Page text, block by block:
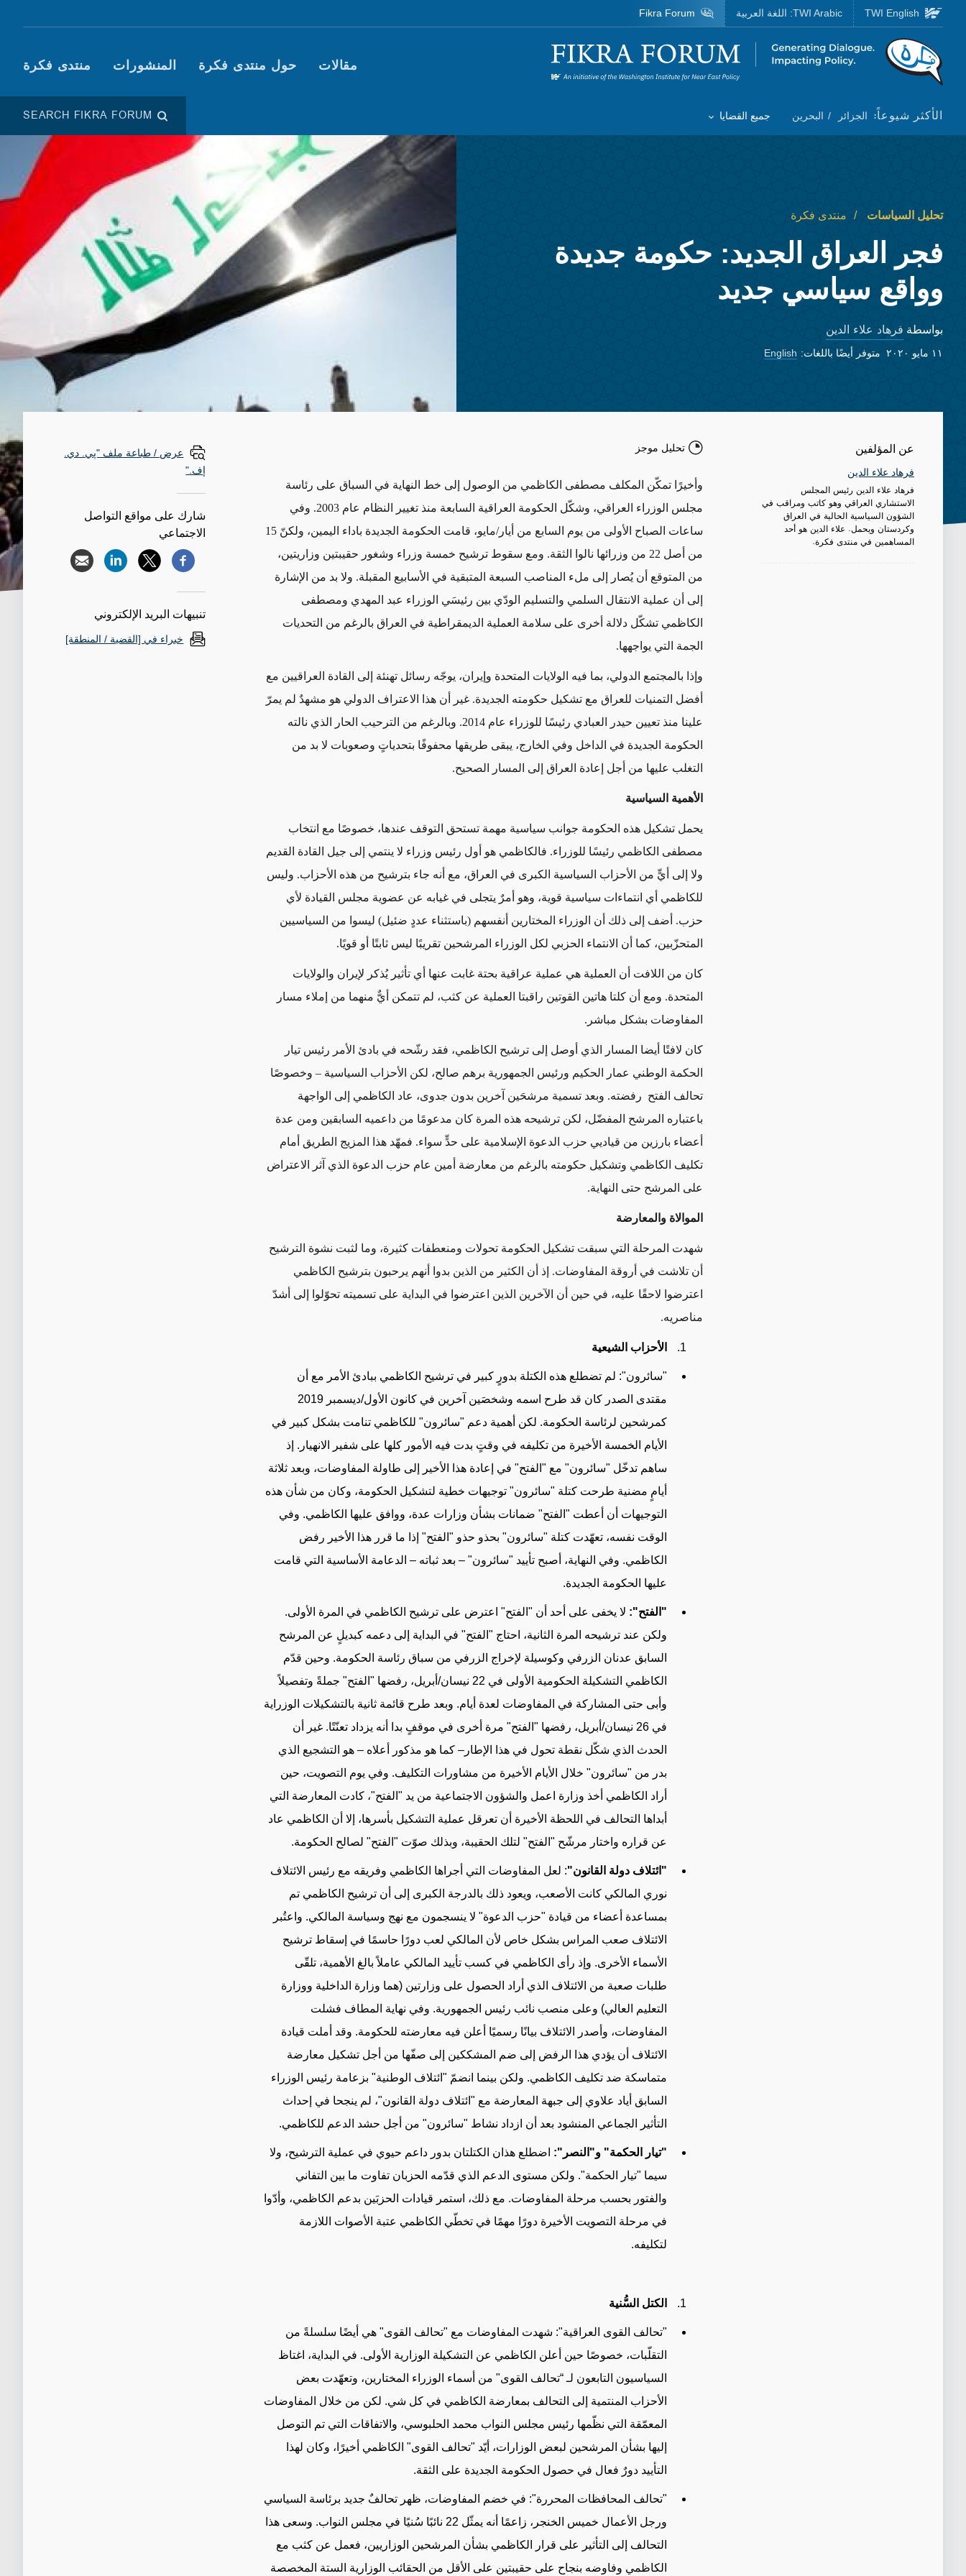
Skip to main content
Homepage
Main navigation (Fikra Forum)
مقالات حول منتدى فكرة المنشورات منتدى فكرة
الأكثر شيوعاً: الجزائر البحرين
Toggle List of
جميع القضايا SEARCH FIKRA FORUM
TWI English
TWI Arabic: اللغة العربية Fikra Forum
تحليل السياسات منتدى فكرة
فجر العراق الجديد: حكومة جديدة
وواقع سياسي جديد
بواسطة فرهاد علاء الدين
١١ مايو ٢٠٢٠ متوفر أيضًا باللغات: English
عن المؤلفين
فرهاد علاء الدين
فرهاد علاء الدين رئيس المجلس
الاستشاري العراقي وهو كاتب ومراقب في
الشؤون السياسية الحالية في العراق
وكردستان ويحمل. علاء الدين هو أحد
المساهمين في منتدى فكرة.
تحليل موجز
وأخيرًا تمكّن المكلف مصطفى الكاظمي من الوصول إلى خط النهاية في السباق على رئاسة
مجلس الوزراء العراقي، وشكّل الحكومة العراقية السابعة منذ تغيير النظام عام 2003. وفي
ساعات الصباح الأولى من يوم السابع من أيار/مايو، قامت الحكومة الجديدة باداء اليمين، ولكنّ 15
من أصل 22 من وزرائها نالوا الثقة. ومع سقوط ترشيح خمسة وزراء وشغور حقيبتين وزاريتين،
من المتوقع أن يُصار إلى ملء المناصب السبعة المتبقية في الأسابيع المقبلة. ولا بد من الإشارة
إلى أن عملية الانتقال السلمي والتسليم الودّي بين رئيسَي الوزراء عبد المهدي ومصطفى
الكاظمي تشكّل دلالة أخرى على سلامة العملية الديمقراطية في العراق بالرغم من التحديات
الجمة التي يواجهها.
وإذا بالمجتمع الدولي، بما فيه الولايات المتحدة وإيران، يوجّه رسائل تهنئة إلى القادة العراقيين مع
أفضل التمنيات للعراق مع تشكيل حكومته الجديدة. غير أن هذا الاعتراف الدولي هو مشهدٌ لم يمرّ
علينا منذ تعيين حيدر العبادي رئيسًا للوزراء عام 2014. وبالرغم من الترحيب الحار الذي نالته
الحكومة الجديدة في الداخل وفي الخارج، يبقى طريقها محفوفًا بتحدياتٍ وصعوبات لا بد من
التغلب عليها من أجل إعادة العراق إلى المسار الصحيح.
الأهمية السياسية
يحمل تشكيل هذه الحكومة جوانب سياسية مهمة تستحق التوقف عندها، خصوصًا مع انتخاب
مصطفى الكاظمي رئيسًا للوزراء. فالكاظمي هو أول رئيس وزراء لا ينتمي إلى جيل القادة القديم
ولا إلى أيٍّ من الأحزاب السياسية الكبرى في العراق، مع أنه جاء بترشيح من هذه الأحزاب. وليس
للكاظمي أي انتماءات سياسية قوية، وهو أمرٌ يتجلى في غيابه عن عضوية مجلس القيادة لأي
حزب. أضف إلى ذلك أن الوزراء المختارين أنفسهم (باستثناء عددٍ ضئيل) ليسوا من السياسيين
المتحزّبين، كما أن الانتماء الحزبي لكل الوزراء المرشحين تقريبًا ليس ثابتًا أو قويًا.
كان من اللافت أن العملية هي عملية عراقية بحتة غابت عنها أي تأثير يُذكر لإيران والولايات
المتحدة. ومع أن كلتا هاتين القوتين راقبتا العملية عن كثب، لم تتمكن أيٌّ منهما من إملاء مسار
المفاوضات بشكل مباشر.
كان لافتًا أيضا المسار الذي أوصل إلى ترشيح الكاظمي، فقد رشّحه في بادئ الأمر رئيس تيار
الحكمة الوطني عمار الحكيم ورئيس الجمهورية برهم صالح، لكن الأحزاب السياسية – وخصوصًا
تحالف الفتح رفضته. وبعد تسمية مرشحَين آخرين بدون جدوى، عاد الكاظمي إلى الواجهة
باعتباره المرشح المفضّل، لكن ترشيحه هذه المرة كان مدعومًا من داعميه السابقين ومن عدة
أعضاء بارزين من قياديي حزب الدعوة الإسلامية على حدٍّ سواء. فمهّد هذا المزيج الطريق أمام
تكليف الكاظمي وتشكيل حكومته بالرغم من معارضة أمين عام حزب الدعوة الذي آثر الاعتراض
على المرشح حتى النهاية.
الموالاة والمعارضة
شهدت المرحلة التي سبقت تشكيل الحكومة تحولات ومنعطفات كثيرة، وما لثبت نشوة الترشيح
أن تلاشت في أروقة المفاوضات. إذ أن الكثير من الذين بدوا أنهم يرحبون بترشيح الكاظمي
اعترضوا لاحقًا عليه، في حين أن الآخرين الذين اعترضوا في البداية على تسميته تحوّلوا إلى أشدّ
مناصريه.
الأحزاب الشيعية
"سائرون": لم تضطلع هذه الكتلة بدورٍ كبير في ترشيح الكاظمي ببادئ الأمر مع أن
مقتدى الصدر كان قد طرح اسمه وشخصَين آخرين في كانون الأول/ديسمبر 2019
كمرشحين لرئاسة الحكومة. لكن أهمية دعم "سائرون" للكاظمي تنامت بشكل كبير في
الأيام الخمسة الأخيرة من تكليفه في وقتٍ بدت فيه الأمور كلها على شفير الانهيار. إذ
ساهم تدخّل "سائرون" مع "الفتح" في إعادة هذا الأخير إلى طاولة المفاوضات، وبعد ثلاثة
أيامٍ مضنية طرحت كتلة "سائرون" توجيهات خطية لتشكيل الحكومة، وكان من شأن هذه
التوجيهات أن أعطت "الفتح" ضمانات بشأن وزارات عدة، ووافق عليها الكاظمي. وفي
الوقت نفسه، تعهّدت كتلة "سائرون" بحذو حذو "الفتح" إذا ما قرر هذا الأخير رفض
الكاظمي. وفي النهاية، أصبح تأييد "سائرون" – بعد ثباته – الدعامة الأساسية التي قامت
عليها الحكومة الجديدة.
"الفتح": لا يخفى على أحد أن "الفتح" اعترض على ترشيح الكاظمي في المرة الأولى.
ولكن عند ترشيحه المرة الثانية، احتاج "الفتح" في البداية إلى دعمه كبديلٍ عن المرشح
السابق عدنان الزرفي وكوسيلة لإخراج الزرفي من سباق رئاسة الحكومة. وحين قدّم
الكاظمي التشكيلة الحكومية الأولى في 22 نيسان/أبريل، رفضها "الفتح" جملةً وتفصيلاً
وأبى حتى المشاركة في المفاوضات لعدة أيام. وبعد طرح قائمة ثانية بالتشكيلات الوزراية
في 26 نيسان/أبريل، رفضها "الفتح" مرة أخرى في موقفٍ بدا أنه يزداد تعنّتًا. غير أن
الحدث الذي شكّل نقطة تحول في هذا الإطار– كما هو مذكور أعلاه – هو التشجيع الذي
بدر من "سائرون" خلال الأيام الأخيرة من مشاورات التكليف. وفي يوم التصويت، حين
أراد الكاظمي أخذ وزارة اعمل والشؤون الاجتماعية من يد "الفتح"، كادت المعارضة التي
أبداها التحالف في اللحظة الأخيرة أن تعرقل عملية التشكيل بأسرها، إلا أن الكاظمي عاد
عن قراره واختار مرشّح "الفتح" لتلك الحقيبة، وبذلك صوّت "الفتح" لصالح الحكومة.
"ائتلاف دولة القانون": لعل المفاوضات التي أجراها الكاظمي وفريقه مع رئيس الائتلاف
نوري المالكي كانت الأصعب، ويعود ذلك بالدرجة الكبرى إلى أن ترشيح الكاظمي تم
بمساعدة أعضاء من قيادة "حزب الدعوة" لا ينسجمون مع نهج وسياسة المالكي. واعتُبر
الائتلاف صعب المراس بشكل خاص لأن المالكي لعب دورًا حاسمًا في إسقاط ترشيح
الأسماء الأخرى. وإذ رأى الكاظمي في كسب تأييد المالكي عاملاً بالغ الأهمية، تلقّى
طلبات صعبة من الائتلاف الذي أراد الحصول على وزارتين (هما وزارة الداخلية ووزارة
التعليم العالي) وعلى منصب نائب رئيس الجمهورية. وفي نهاية المطاف فشلت
المفاوضات، وأصدر الائتلاف بيانًا رسميًا أعلن فيه معارضته للحكومة. وقد أملت قيادة
الائتلاف أن يؤدي هذا الرفض إلى ضم المشككين إلى صفّها من أجل تشكيل معارضة
متماسكة ضد تكليف الكاظمي. ولكن بينما انضمّ "ائتلاف الوطنية" بزعامة رئيس الوزراء
السابق أياد علاوي إلى جبهة المعارضة مع "ائتلاف دولة القانون"، لم ينجحا في إحداث
التأثير الجماعي المنشود بعد أن ازداد نشاط "سائرون" من أجل حشد الدعم للكاظمي.
"تيار الحكمة" و"النصر": اضطلع هذان الكتلتان بدور داعم حيوي في عملية الترشيح، ولا
سيما "تيار الحكمة". ولكن مستوى الدعم الذي قدّمه الحزبان تفاوت ما بين التفاني
والفتور بحسب مرحلة المفاوضات. مع ذلك، استمر قيادات الحزبَين بدعم الكاظمي، وأدّوا
في مرحلة التصويت الأخيرة دورًا مهمًا في تخطّي الكاظمي عتبة الأصوات اللازمة
لتكليفه.
الكتل السُّنية
"تحالف القوى العراقية": شهدت المفاوضات مع "تحالف القوى" هي أيضًا سلسلةً من
التقلّبات، خصوصًا حين أعلن الكاظمي عن التشكيلة الوزارية الأولى. في البداية، اغتاظ
السياسيون التابعون لـ “تحالف القوى" من أسماء الوزراء المختارين، وتعهّدت بعض
الأحزاب المنتمية إلى التحالف بمعارضة الكاظمي في كل شي. لكن من خلال المفاوضات
المعمّقة التي نظّمها رئيس مجلس النواب محمد الحلبوسي، والاتفاقات التي تم التوصل
إليها بشأن المرشحين لبعض الوزارات، أيّد "تحالف القوى" الكاظمي أخيرًا، وكان لهذا
التأييد دورٌ فعال في حصول الحكومة الجديدة على الثقة.
"تحالف المحافظات المحررة": في خضم المفاوضات، ظهر تحالفٌ جديد برئاسة السياسي
ورجل الأعمال خميس الخنجر، زاعمًا أنه يمثّل 22 نائبًا سُنيًا في مجلس النواب. وسعى هذا
التحالف إلى التأثير على قرار الكاظمي بشأن المرشحين الوزاريين، فعمل عن كثب مع
الكاظمي وفاوضه بنجاح على حقيبتين على الأقل من الحقائب الوزارية الستة المخصصة
عرض / طباعة ملف "پي. دي.
إف."
شارك على مواقع التواصل
الاجتماعي
تنبيهات البريد الإلكتروني
خبراء في [القضية / المنطقة]